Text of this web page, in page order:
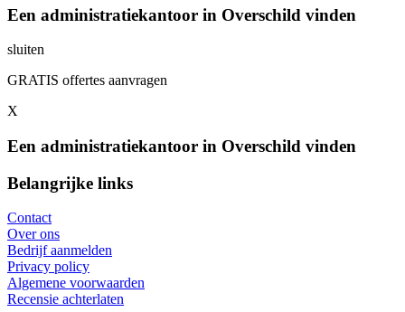
Een administratiekantoor in Overschild vinden
sluiten
GRATIS offertes aanvragen
X
Een administratiekantoor in Overschild vinden
Belangrijke links
Contact
Over ons
Bedrijf aanmelden
Privacy policy
Algemene voorwaarden
Recensie achterlaten